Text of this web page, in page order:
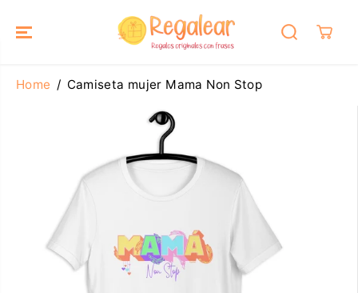
Home Camiseta mujer Mama Non Stop